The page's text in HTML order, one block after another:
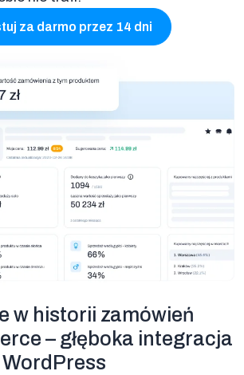
za darmo przez 14 dni
w historii zamówień
– głęboka integracja